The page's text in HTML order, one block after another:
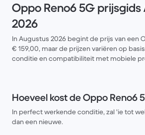
Oppo Reno6 5G
2026
In Augustus 2026 begint de prijs van een
€ 159,00, maar de prijzen variëren op
conditie en compatibiliteit met mobiele
Hoeveel kost de Oppo Reno6
In perfect werkende conditie, zal 'ie tot
dan een nieuwe.